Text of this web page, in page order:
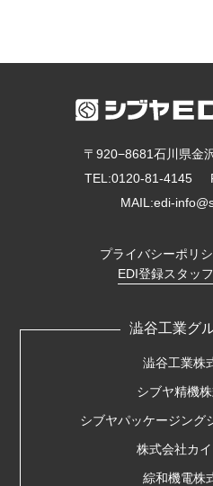
〒920−8681石川県金
TEL:0120-81-4145
MAIL:edi-
プライバシーポリ
EDI登録スタッ
澁谷工業グ
澁谷工業株
シブヤ精機
シブヤパッケージング
株式会社カ
綜和機電株